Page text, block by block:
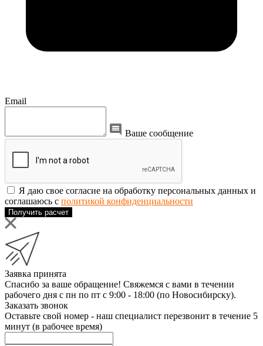
Email
Ваше сообщение
Я даю свое согласие на обработку персональных данных и
соглашаюсь с политикой конфиденциальности
Получить расчет
Заявка принята
Спасибо за ваше обращение! Свяжемся с вами в течении
рабочего дня с пн по пт с 9:00 - 18:00 (по Новосибирску).
Заказать звонок
Оставьте свой номер - наш специалист перезвонит в течение 5
минут (в рабочее время)